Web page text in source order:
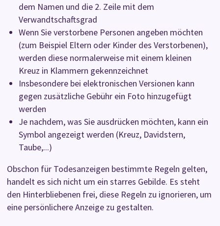
dem Namen und die 2. Zeile mit dem
Verwandtschaftsgrad
Wenn Sie verstorbene Personen angeben möchten
(zum Beispiel Eltern oder Kinder des Verstorbenen),
werden diese normalerweise mit einem kleinen
Kreuz in Klammern gekennzeichnet
Insbesondere bei elektronischen Versionen kann
gegen zusätzliche Gebühr ein Foto hinzugefügt
werden
Je nachdem, was Sie ausdrücken möchten, kann ein
Symbol angezeigt werden (Kreuz, Davidstern,
Taube,...)
Obschon für Todesanzeigen bestimmte Regeln gelten,
handelt es sich nicht um ein starres Gebilde. Es steht
den Hinterbliebenen frei, diese Regeln zu ignorieren, um
eine persönlichere Anzeige zu gestalten.